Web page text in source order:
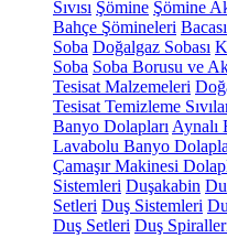
Sıvısı Şömine Şömine
Bahçe Şömineleri
Soba Doğalgaz Sobası
Soba Soba Borusu ve
Tesisat Malzemeleri
Tesisat Temizleme
Banyo Dolapları Aynalı
Lavabolu Banyo
Çamaşır Makinesi
Sistemleri Duşakabin
Setleri Duş Sistemleri
Duş Setleri Duş